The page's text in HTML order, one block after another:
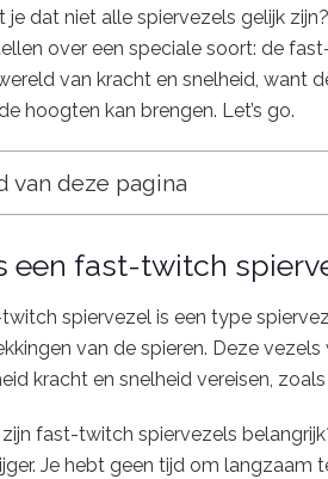
je dat niet alle spiervezels gelijk
over een speciale soort: de
van kracht en snelheid, want
hoogten kan brengen. Let’s go.
van deze pagina
een fast-twitch
spiervezel is een type
van de spieren. Deze
kracht en snelheid vereisen,
fast-twitch spiervezels
Je hebt geen tijd om langzaam